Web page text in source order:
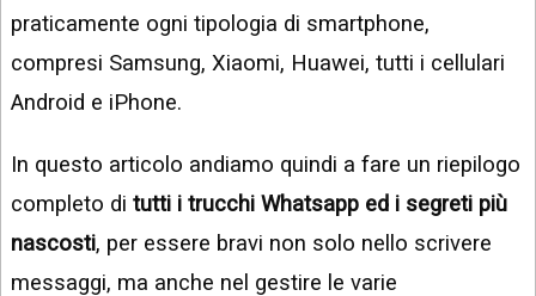
STRUMENTI
praticamente ogni tipologia di smartphone,
compresi Samsung, Xiaomi, Huawei, tutti i cellulari
Android e iPhone.
In questo articolo andiamo quindi a fare un riepilogo
completo di tutti i trucchi Whatsapp ed i segreti più
nascosti, per essere bravi non solo nello scrivere
messaggi, ma anche nel gestire le varie